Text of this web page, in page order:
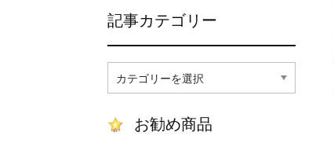
記事カテゴリー
事
カ
ゴ
お勧め商品